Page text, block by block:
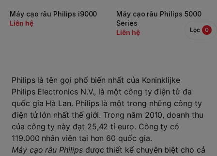
Lọc 0
Máy cạo râu Philips i9000
Liên hệ
Máy cạo râu Philips 5000
Series
Liên hệ
Philips là tên gọi phổ biến nhất của Koninklijke
Philips Electronics N.V., là một công ty điện tử đa
quốc gia Hà Lan. Philips là một trong những công ty
điện tử lớn nhất thế giới. Trong năm 2010, doanh thu
của công ty này đạt 25,42 tỉ euro. Công ty có
119.000 nhân viên tại hơn 60 quốc gia.
Máy cạo râu Philipsđược thiết kế chuyên biệt cho cả